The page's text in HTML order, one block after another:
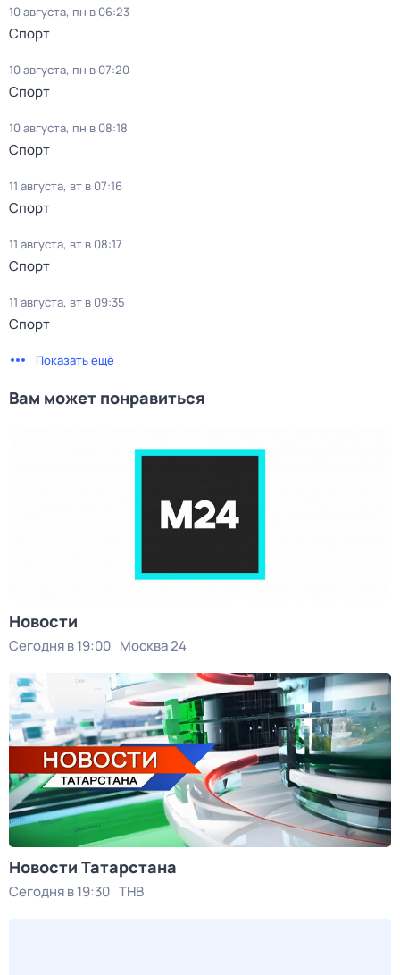
10 августа, пн в 06:23
Спорт
10 августа, пн в 07:20
Спорт
10 августа, пн в 08:18
Спорт
11 августа, вт в 07:16
Спорт
11 августа, вт в 08:17
Спорт
11 августа, вт в 09:35
Спорт
Показать ещё
Вам может понравиться
Новости
Сегодня в 19:00 Москва 24
Новости Татарстана
Сегодня в 19:30 ТНВ